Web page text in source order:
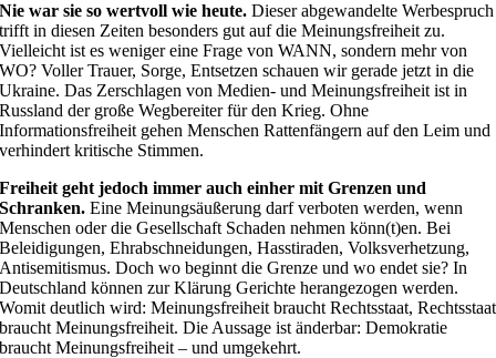
Nie war sie so wertvoll wie heute.Dieser abgewandelte Werbespruch
trifft in diesen Zeiten besonders gut auf die Meinungsfreiheit zu.
Vielleicht ist es weniger eine Frage von WANN, sondern mehr von
WO? Voller Trauer, Sorge, Entsetzen schauen wir gerade jetzt in die
Ukraine. Das Zerschlagen von Medien- und Meinungsfreiheit ist in
Russland der große Wegbereiter für den Krieg. Ohne
Informationsfreiheit gehen Menschen Rattenfängern auf den Leim und
verhindert kritische Stimmen.
Freiheit geht jedoch immer auch einher mit Grenzen und
Schranken. Eine Meinungsäußerung darf verboten werden, wenn
Menschen oder die Gesellschaft Schaden nehmen könn(t)en. Bei
Beleidigungen, Ehrabschneidungen, Hasstiraden, Volksverhetzung,
Antisemitismus. Doch wo beginnt die Grenze und wo endet sie? In
Deutschland können zur Klärung Gerichte herangezogen werden.
Womit deutlich wird: Meinungsfreiheit braucht Rechtsstaat, Rechtsstaat
braucht Meinungsfreiheit. Die Aussage ist änderbar: Demokratie
braucht Meinungsfreiheit – und umgekehrt.